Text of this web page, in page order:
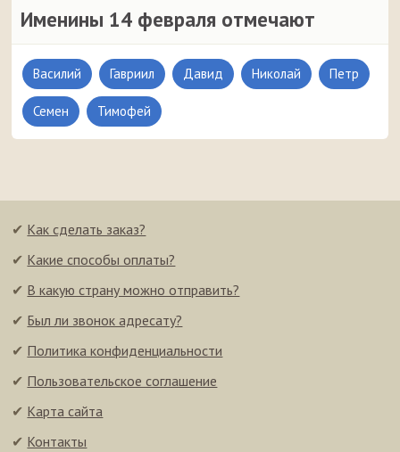
Именины 14 февраля отмечают
Василий Гавриил Давид Николай Петр
Семен Тимофей
✔ Как сделать заказ?
✔ Какие способы оплаты?
✔ В какую страну можно отправить?
✔ Был ли звонок адресату?
✔ Политика конфиденциальности
✔ Пользовательское соглашение
✔ Карта сайта
✔ Контакты